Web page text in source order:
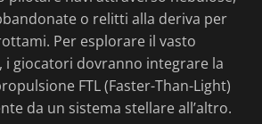
o relitti alla deriva per
Per esplorare il vasto
i giocatori dovranno integrare la
FTL (Faster-Than-Light)
da un sistema stellare all’altro.